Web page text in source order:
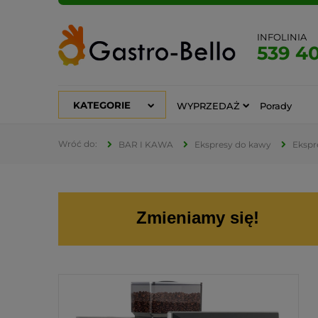
INFOLINIA
539
KATEGORIE WYPRZEDAŻ Porady
BAR I KAWA Ekspresy do kawy
Zmieniamy się!